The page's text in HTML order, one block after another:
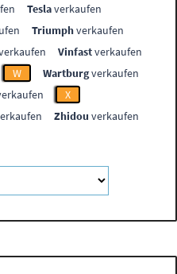
Teslaverkaufen
Triumphverkaufen
Vinfastverkaufen
W Wartburgverkaufen
X
Zhidou verkaufen